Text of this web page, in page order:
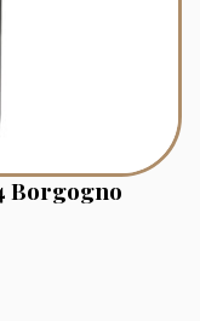
Borgogno